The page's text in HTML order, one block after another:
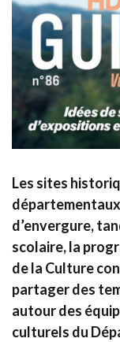
Les sites
d’envergure,
scolaire, la
de la Culture
partager des
autour des
culturels du